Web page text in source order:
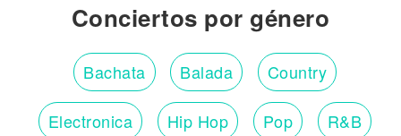
Conciertos por género
Bachata Balada Country
Electronica Hip Hop Pop R&B